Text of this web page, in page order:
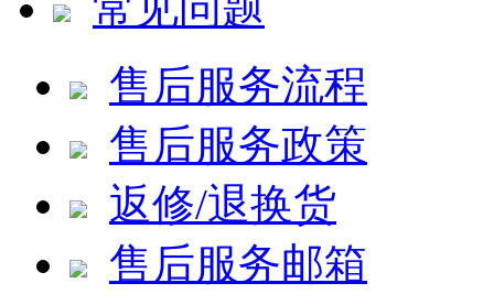
售后服务流程
售后服务政策
返修/退换货
售后服务邮箱